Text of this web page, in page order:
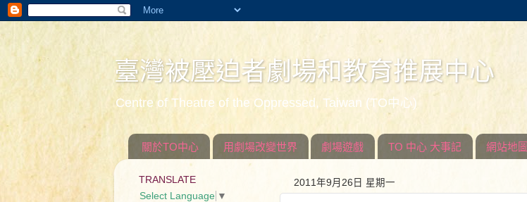
臺灣被壓迫者劇場和教育推展中心
Centre of Theatre of the Oppressed, Taiwan (TO中心)
關於TO中心 用劇場改變世界 劇場遊戲 TO 中心 大事記 網站地圖
2011年9月26日 星期一
TRANSLATE
Select Language ▼